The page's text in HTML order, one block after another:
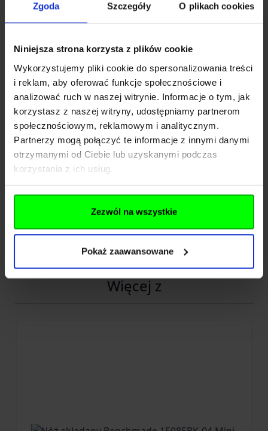
Zgoda Szczegóły O plikach cookies
Niniejsza strona korzysta z plików cookie
Wykorzystujemy pliki cookie do spersonalizowania treści
i reklam, aby oferować funkcje społecznościowe i
analizować ruch w naszej witrynie. Informacje o tym, jak
korzystasz z naszej witryny, udostępniamy partnerom
społecznościowym, reklamowym i analitycznym.
Partnerzy mogą połączyć te informacje z innymi danymi
otrzymanymi od Ciebie lub uzyskanymi podczas
korzystania z ich usług.
Zezwól na wszystkie
Pokaż zaawansowane
Długość ostrza [mm]
Producent
Kandar, Chiny
Rozwiń opis
Dane techniczne
Kod SKU
Pliki do pobrania
Więcej z